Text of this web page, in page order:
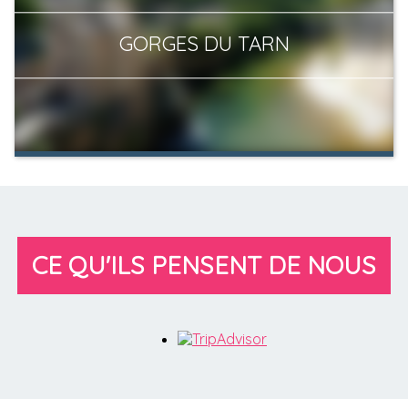
GORGES DU TARN
CE QU'ILS PENSENT DE NOUS